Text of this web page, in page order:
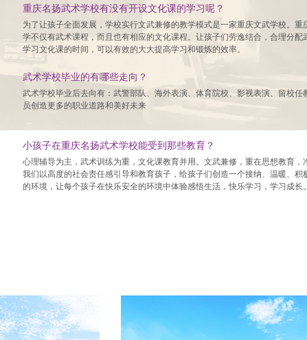
重庆名扬武术学校有没有开设文化课的学习呢？
为了让孩子全面发展，学校实行文武兼修的教学模式是一家重庆文武学校。重
学不仅有武术课程，而且也有相应的文化课程。让孩子们劳逸结合，合理分配
学习文化课的时间，可以有效的大大提高学习和锻炼的效率。
武术学校毕业的有哪些走向？
武术学校毕业后去向有：武警部队、海外表演、体育院校、影视表演、留校任
员创造更多的职业道路和美好未来
小孩子在重庆名扬武术学校能受到那些教育？
心理辅导为主，武术训练为重，文化课教育并用。文武兼修，重在思想教育，
我们以高度的社会责任感引导和教育孩子，给孩子们创造一个接纳、温暖、积
的环境，让每个孩子在快乐安全的环境中体验感悟生活，快乐学习，学习成长